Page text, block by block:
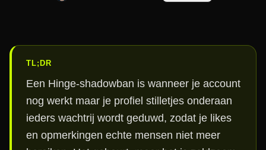
TL;DR
Een Hinge-shadowban is wanneer je account
nog werkt maar je profiel stilletjes onderaan
ieders wachtrij wordt geduwd, zodat je likes
en opmerkingen echte mensen niet meer